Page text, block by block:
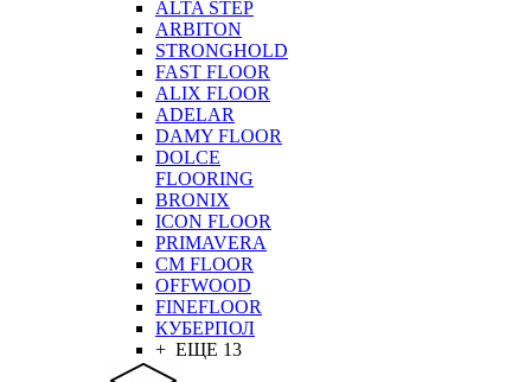
ALTA STEP
ARBITON
STRONGHOLD
FAST FLOOR
ALIX FLOOR
ADELAR
DAMY FLOOR
DOLCE
FLOORING
BRONIX
ICON FLOOR
PRIMAVERA
CM FLOOR
OFFWOOD
FINEFLOOR
КУБЕРПОЛ
+ ЕЩЕ 13